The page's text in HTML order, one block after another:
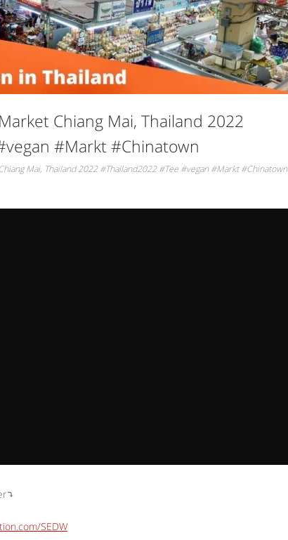
Chiang Mai, Thailand 2022
#Markt #Chinatown
Mai, Thailand 2022 #Thailand2022 #Tee #vegan #Markt #Chinatown
SEDW